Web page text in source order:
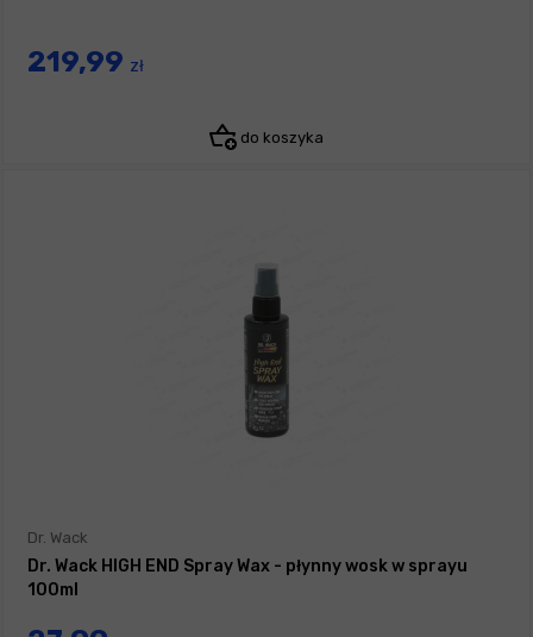
219,99 zł
do koszyka
Dr. Wack
Dr. Wack HIGH END Spray Wax - płynny wosk w sprayu
100ml